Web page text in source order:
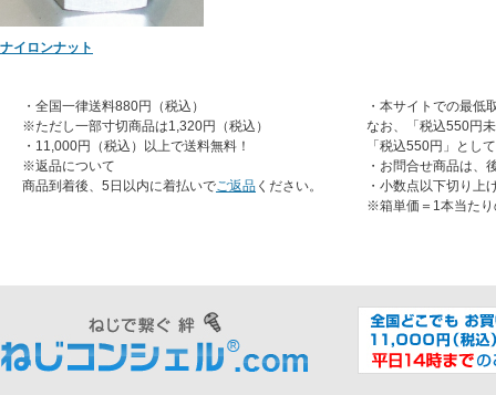
ナイロンナット
・全国一律送料880円（税込）
※ただし一部寸切商品は1,320円（税込）
・11,000円（税込）以上で送料無料！
※返品について
商品到着後、5日以内に着払いでご返品 ください。
・本サイトでの最低
なお、「税込550円
「税込550円」とし
・お問合せ商品は、
・小数点以下切り上
※箱単価＝1本当たり